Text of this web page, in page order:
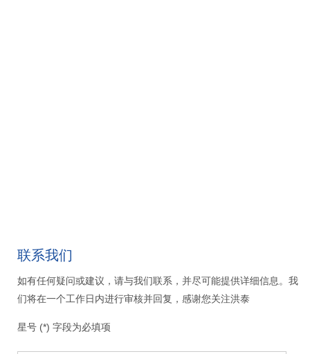
联系我们
如有任何疑问或建议，请与我们联系，并尽可能提供详细信息。我
们将在一个工作日内进行审核并回复，感谢您关注洪泰
星号 (*) 字段为必填项